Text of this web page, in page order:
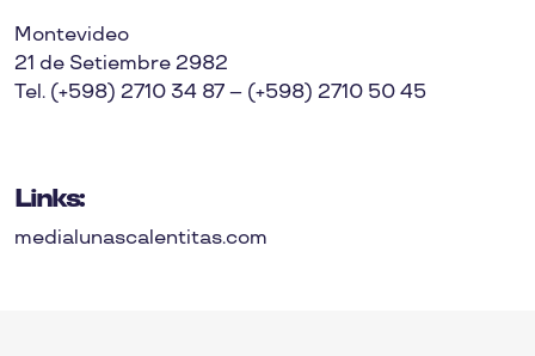
Montevideo
21 de Setiembre 2982
Tel. (+598) 2710 34 87 – (+598) 2710 50 45
Links:
medialunascalentitas.com